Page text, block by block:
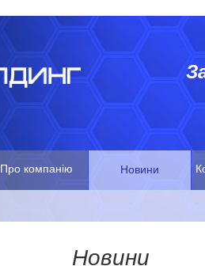
Про компанію Новини
Новини